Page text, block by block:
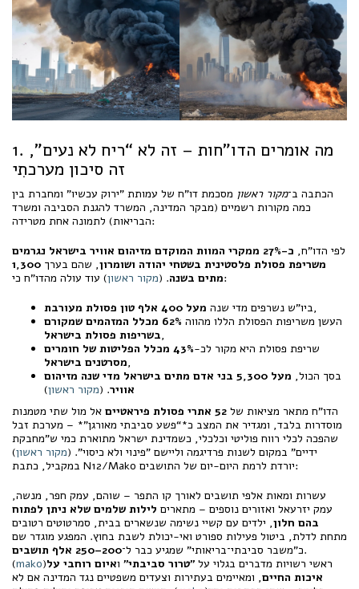
1. מה אומרים הדו"חות – זה לא “ריח לא נעים”,
זה סיכון מערכתִי
הכתבה ב־מקור ראשון מסכמת דו"ח של עמותת "ירוק עכשיו" ומחברת בין
כמה מקורות רשמיים (מבקר המדינה, המשרד להגנת הסביבה ומשרד
הבריאות) לתמונה אחת מטרידה:
לפי הדו"ח,
כ-27% ממקרי המוות המוקדם מזיהום אוויר בישראל נגרמים
משריפת פסולת פלסטינית בשטחי יהודה ושומרון, שהם בערך 1,300
מתים בשנה. (מקור ראשון
) עוד עולה מהדו"ח כי:
ביו"ש נשרפים מדי שנה מעל 400 אלף טון פסולת מעורבת
,
העשן משריפות הפסולת הללו מהווה
62% מכלל המזהמים שמקורם
בשריפות פסולת בישראל,
שריפת פסולת היא מקור לכ-
43% מכלל הפליטות של חומרים
מסרטנים בישראל,
בסך הכול,
מעל 5,300 בני אדם מתים בישראל מדי שנה מזיהום
אוויר. (מקור ראשון)
הדו"ח מתאר מציאות של 52 אתרי פסולת פיראטיים
אל מול שתי מטמנות
מוסדרות בלבד, ומגדיר את המצב כ*“פשע סביבתי מאורגן”* – מערכת זבל
שהפכה לכלי רווח פוליטי וכלכלי, כשמדינת ישראל מתוארת כמי ש"מחבקת
ידיים" במקום לשנות פרדיגמה וליישם "פינוי ולא כיסוי". (מקור ראשון)
במקביל, כתבת N12/Mako יורדת לרמת היום-יום של התושבים:
עשרות ומאות אלפי תושבים לאורך קו התפר – שוהם, עמק חפר, מנשה,
עמק יזרעאל ואזורים נוספים – מתארים לילות שלמים שלא ניתן לפתוח
בהם חלון, ילדים עם קשיי נשימה שנשארים בבית, סמרטוטים רטובים
מתחת לדלת, ביטול פעילות ספורט ואי-יכולת לשבת בחוץ. המפגע מוגדר שם
כ"משבר סביבתי־בריאותי" שמגיע כבר ל־200–250 אלף תושבים
.
(mako )ראשי רשויות מדברים בגלוי על "טרור סביבתי" ואיום רוחבי על
איכות החיים, ומאיימים בעתירות וצעדים משפטיים נגד המדינה אם לא